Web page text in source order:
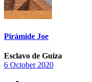
Pirámide Joe
Esclavo de Guiza
6 October 2020